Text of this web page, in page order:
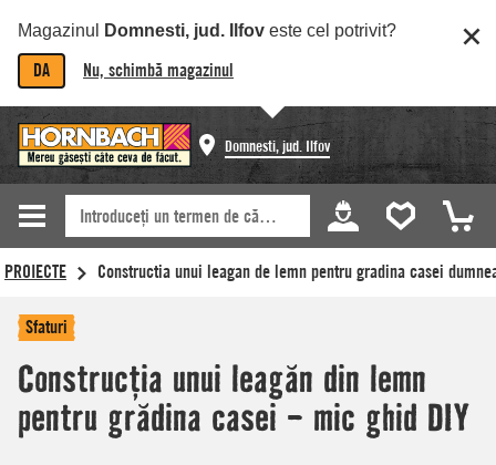
Magazinul Domnesti, jud. Ilfov este cel potrivit?
DA Nu, schimbă magazinul
Domnesti, jud. Ilfov